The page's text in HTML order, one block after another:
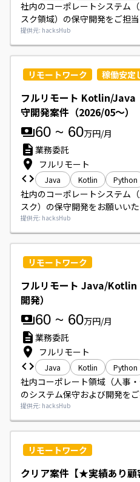
社内のコーポレートシステム
スク領域）の保守開発をご担当
提供元: hacksHub
リモートワーク 稼働安定
フルリモート Kotlin/Java
守開発案件（2026/05〜）
60 ~ 60万円/月
業務委託
フルリモート
Java Kotlin Python
社内のコーポレートシステム
スク）の保守開発をお願いいた
提供元: hacksHub
リモートワーク
フルリモート Java/Kotlin
開発）
60 ~ 60万円/月
業務委託
フルリモート
Java Kotlin Python
社内コーポレート領域（人事
のシステム保守および開発をご
提供元: hacksHub
リモートワーク
クリア案件【★実績あり